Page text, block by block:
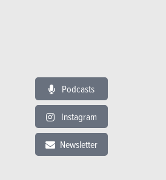
Podcasts
Instagram
Newsletter
119.207 à 174.928 € 219 à 284 g/km
133.442 à 252.409 € 69 à 102 g/km